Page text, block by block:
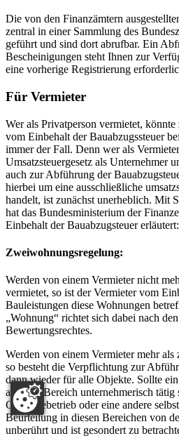
Die von den Finanzämtern
zentral in einer Sammlung des
geführt und sind dort abrufbar. Ein
Bescheinigungen steht Ihnen zur
eine vorherige Registrierung
Für Vermieter
Wer als Privatperson vermietet, könnte
vom Einbehalt der Bauabzugssteuer
immer der Fall. Denn wer als
Umsatzsteuergesetz als Unternehmer
auch zur Abführung der
hierbei um eine ausschließliche
handelt, ist zunächst unerheblich. Mit
hat das Bundesministerium der
Einbehalt der Bauabzugsteuer erläutert:
Zweiwohnungsregelung:
Werden von einem Vermieter nicht
vermietet, so ist der Vermieter vom
Bauleistungen diese Wohnungen
„Wohnung“ richtet sich dabei nach
Bewertungsrechtes.
Werden von einem Vermieter mehr
so besteht die Verpflichtung zur
dann wieder für alle Objekte. Sollte
anderen Bereich unternehmerisch
Gewerbebetrieb oder eine andere
Beurteilung in diesen Bereichen von
unberührt und ist gesondert zu